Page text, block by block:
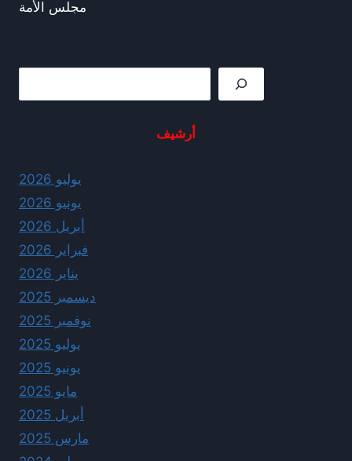
مجلس الأمة
أرشيف
يوليو 2026
يونيو 2026
أبريل 2026
فبراير 2026
يناير 2026
ديسمبر 2025
نوفمبر 2025
يوليو 2025
يونيو 2025
مايو 2025
أبريل 2025
مارس 2025